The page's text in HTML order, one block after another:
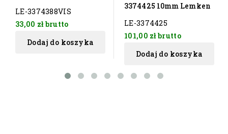
LE-3374388VIS
33,00 złbrutto
Dodaj do koszyka
3374425 10mm Lemken
LE-3374425
101,00 złbrutto
Dodaj do koszyka